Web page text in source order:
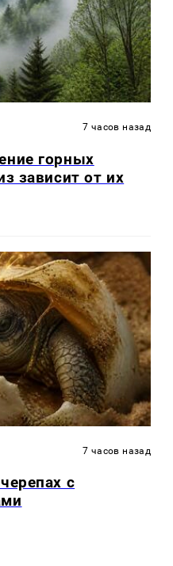
7 часов назад
горных
зависит от их
7 часов назад
с